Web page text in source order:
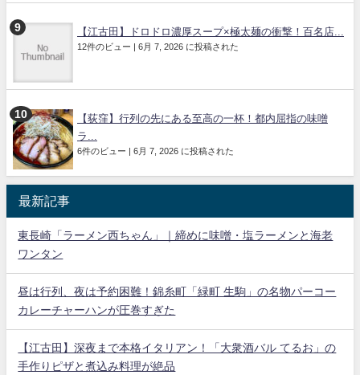
【江古田】ドロドロ濃厚スープ×極太麺の衝撃！百名店...
12件のビュー | 6月 7, 2026 に投稿された
【荻窪】行列の先にある至高の一杯！都内屈指の味噌
ラ...
6件のビュー | 6月 7, 2026 に投稿された
最新記事
東長崎「ラーメン西ちゃん」｜締めに味噌・塩ラーメンと海老
ワンタン
昼は行列、夜は予約困難！錦糸町「緑町 生駒」の名物パーコー
カレーチャーハンが圧巻すぎた
【江古田】深夜まで本格イタリアン！「大衆酒バル てるお」の
手作りピザと煮込み料理が絶品